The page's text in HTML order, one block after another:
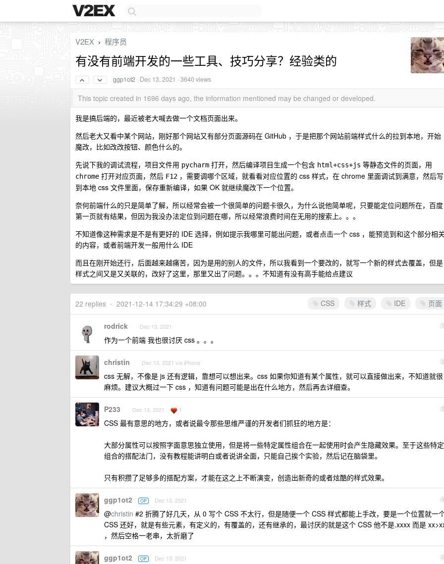
V2EX › 程序员
有没有前端开发的一些工具、技巧分享？经验类的
ggp1ot2 · Dec 13, 2021 · 3640 views
This topic created in 1696 days ago, the information mentioned may be changed or developed.
我是搞后端的，最近被老大喊去做一个文档页面出来。
然后老大又看中某个网站，刚好那个网站又有部分页面源码在 GitHub ，于是把那个网站前端样式什么的拉到本地，开始
魔改，比如改改按钮、颜色什么的。
先说下我的调试流程，项目文件用 pycharm 打开，然后编译项目生成一个包含 html+css+js 等静态文件的页面，用
chrome 打开对应页面，然后 F12 ，需要调哪个区域，就看看对应位置的 css 样式，在 chrome 里面调试到满意，然后写
到本地 css 文件里面，保存重新编译，如果 OK 就继续魔改下一个位置。
奈何前端什么的只是简单了解，所以经常会被一个很简单的问题卡很久，为什么说他简单呢，只要能定位问题所在，百度
第一页就有结果，但因为我没办法定位到问题在哪，所以经常浪费时间在无用的搜索上。。。
不知道像这种需求是不是有更好的 IDE 选择，例如提示我哪里可能出问题，或者点击一个 css ，能预览到和这个部分相关
的内容，或者前端开发一般用什么 IDE
而且在刚开始还行，后面越来越痛苦，因为是用的别人的文件，所以我看到一个要改的，就写一个新的样式去覆盖，但是
样式之间又是又关联的，改好了这里，那里又出了问题。。。不知道有没有高手能给点建议
CSS 样式 IDE 页面
22 replies • 2021-12-14 17:34:29 +08:00
1
rodrick Dec 13, 2021
作为一个前端 我也很讨厌 css 。。。
2
christin Dec 13, 2021 via iPhone
css 无解，不像是 js 还有逻辑，靠想可以想出来。css 如果你知道有某个属性，就可以直接做出来，不知道就很
麻烦。建议大概过一下 css ，知道有问题可能是出在什么地方，然后再去详细查。
3
P233 Dec 13, 2021 1
CSS 最有意思的地方，或者说最令那些思维严谨的开发者们抓狂的地方是：
大部分属性可以按照字面意思独立使用，但是将一些特定属性组合在一起使用时会产生隐藏效果。至于这些特定
组合的搭配法门，没有教程能讲明白或者说讲全面，只能自己挨个实验，然后记在脑袋里。
只有积攒了足够多的搭配方案，才能在这之上不断演变，创造出新奇的或者炫酷的样式效果。
4
ggp1ot2 OP Dec 13, 2021
@christin #2 折腾了好几天，从 0 写个 CSS 不太行，但是随便一个 CSS 样式都能上手改，要是一个位置就一
CSS 还好，就是有些元素，有定义的，有覆盖的，还有继承的，最讨厌的就是这个 CSS 他不是.xxxx 而是
，然后空格一老串，太折磨了
5
ggp1ot2 OP Dec 13, 2021